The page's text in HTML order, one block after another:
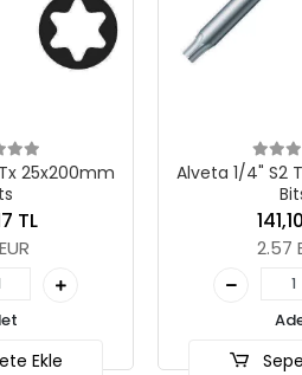
Alveta 1/4" S2 Tx 20x200mm
Sepete Ekle